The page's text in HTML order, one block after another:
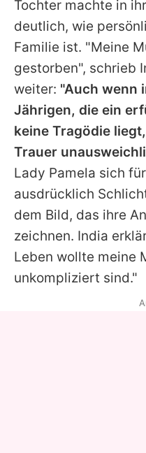
Tochter machte in
deutlich, wie
Familie ist. "Meine
gestorben", schrieb
weiter: "Auch wenn
Jährigen, die ein
keine Tragödie
Trauer
Lady Pamela sich
ausdrücklich
dem Bild, das ihre
zeichnen. India
Leben wollte meine
unkompliziert sind."